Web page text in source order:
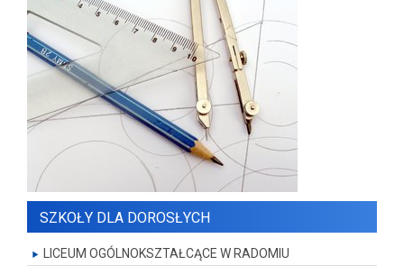
SZKOŁY DLA DOROSŁYCH
LICEUM OGÓLNOKSZTAŁCĄCE W RADOMIU